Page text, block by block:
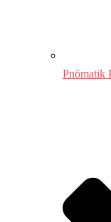
Pnömatik